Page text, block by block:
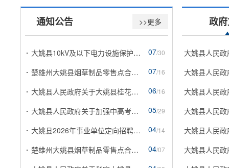
通知公告 >>更多
07/30
大姚县10kV及以下电力设施保护区划定通告
07/16
楚雄州大姚县烟草制品零售点合理化布局规划动态调...
06/16
大姚县人民政府关于大姚县桂花水库下闸蓄水的通告
05/29
大姚县人民政府关于加强中高考期间环境噪声污染监...
04/14
大姚县2026年事业单位定向招聘村干部履职考核成绩...
04/07
楚雄州大姚县烟草制品零售点合理化布局规划动态调...
政
大姚县人民
大姚县人民
大姚县人民
大姚县人民